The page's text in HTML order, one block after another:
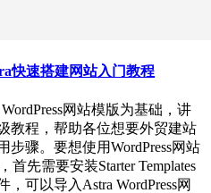
快速搭建网站入门教程
网站模版为基础，讲
教程，帮助各位想要外贸建站
步骤。要想使用WordPress网站
首先需要安装Starter Templates
可以导入Astra WordPress网